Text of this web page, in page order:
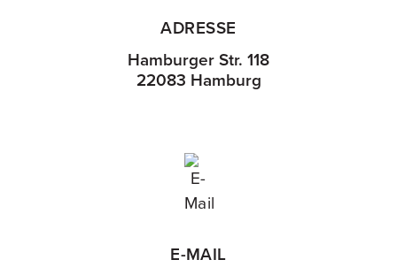
ADRESSE
Hamburger Str. 118
22083 Hamburg
E-MAIL